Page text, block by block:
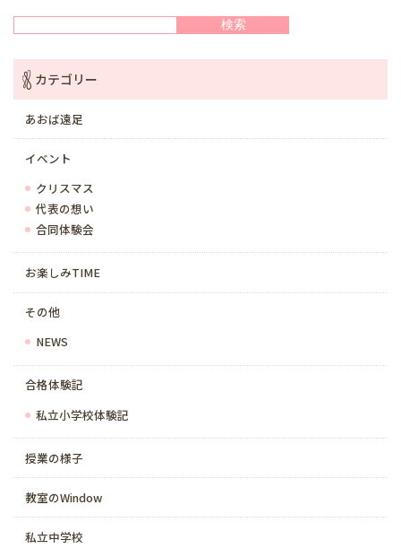
検索
カテゴリー
あおば遠足
イベント
クリスマス
代表の想い
合同体験会
お楽しみTIME
その他
NEWS
合格体験記
私立小学校体験記
授業の様子
教室のWindow
私立中学校